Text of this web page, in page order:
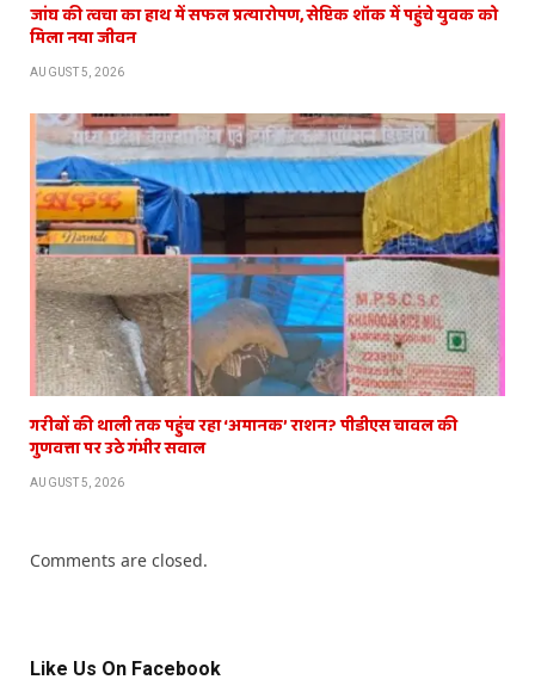
जांघ की त्वचा का हाथ में सफल प्रत्यारोपण, सेप्टिक शॉक में पहुंचे युवक को
मिला नया जीवन
AUGUST 5, 2026
गरीबों की थाली तक पहुंच रहा ‘अमानक’ राशन? पीडीएस चावल की
गुणवत्ता पर उठे गंभीर सवाल
AUGUST 5, 2026
Comments are closed.
Like Us On Facebook